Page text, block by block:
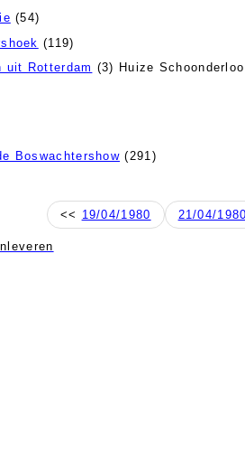
(54)
(119)
uit Rotterdam (3) Huize Schoonderloo
Boswachtershow (291)
<< 19/04/1980 21/04/1980